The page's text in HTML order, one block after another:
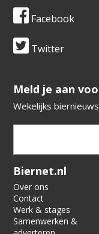
Facebook
Twitter
​​​​​​​Meld je aan
Wekelijks
Verification code:
Biernet.nl
Over ons
Contact
Werk & stages
Samenwerken &